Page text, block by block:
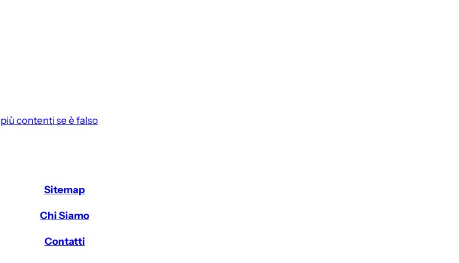
contenti se è falso
Sitemap
Chi Siamo
Contatti